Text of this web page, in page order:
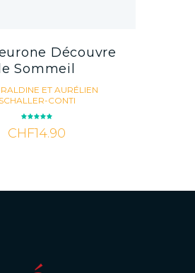
Découvre
le Sommeil
ET AURÉLIEN
SCHALLER-CONTI
5.00
out of 5
CHF14.90